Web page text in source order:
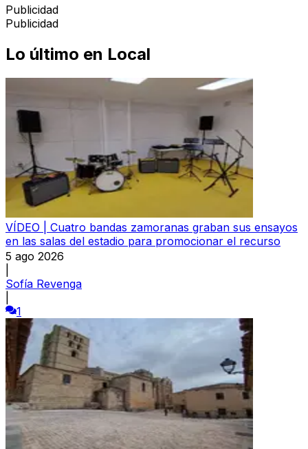
Publicidad
Publicidad
Lo último en Local
VÍDEO | Cuatro bandas zamoranas graban sus ensayos
en las salas del estadio para promocionar el recurso
5 ago 2026
Sofía Revenga
1